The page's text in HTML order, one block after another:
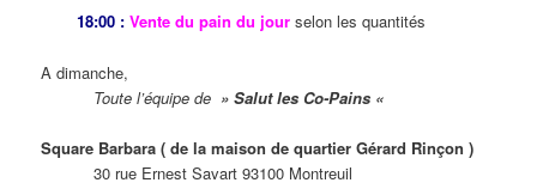
18:00 : Vente du pain du jour selon les quantités
A dimanche,
Toute l’équipe de » Salut les Co-Pains «
Square Barbara ( de la maison de quartier Gérard Rinçon )
30 rue Ernest Savart 93100 Montreuil